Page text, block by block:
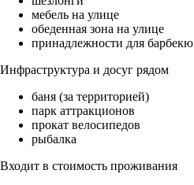
мебель на улице
обеденная зона на улице
принадлежности для барбекю
Инфраструктура и досуг рядом
баня (за территорией)
парк аттракционов
прокат велосипедов
рыбалка
Входит в стоимость проживания